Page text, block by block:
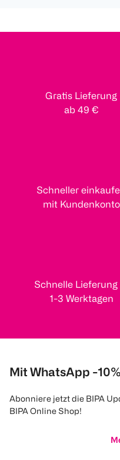
Gratis Lieferung
ab 49 €
Schneller
mit Kundenkonto
Schnelle Lieferung
1-3 Werktagen
Mit WhatsApp -
Abonniere jetzt die BIPA
BIPA Online Shop!